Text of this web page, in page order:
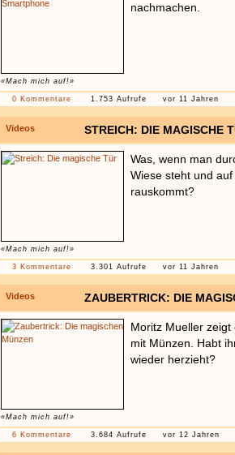
«Mach mich auf!»
nachmachen.
0 Kommentare 1.753 Aufrufe vor 11 Jahren
Videos STREICH: DIE MAGISCHE
«Mach mich auf!»
Was, wenn man
Wiese steht und
rauskommt?
3 Kommentare 3.301 Aufrufe vor 11 Jahren
Videos ZAUBERTRICK: DIE
«Mach mich auf!»
Moritz Mueller
mit Münzen. Habt
wieder herzieht?
6 Kommentare 3.684 Aufrufe vor 12 Jahren